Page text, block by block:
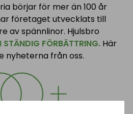
börjar för mer än 100 år
företaget utvecklats till
av spännlinor. Hjulsbro
STÄNDIG FÖRBÄTTRING. Här
nyheterna från oss.